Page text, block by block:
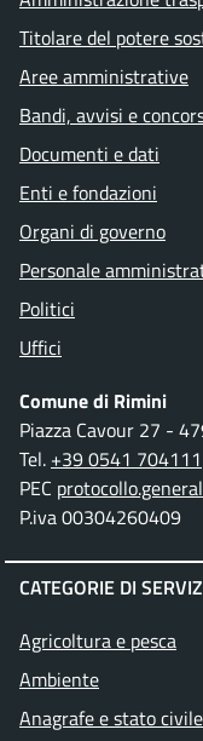
Titolare del potere
Aree amministrative
Bandi, avvisi e
Documenti e dati
Enti e fondazioni
Organi di governo
Personale
Politici
Uffici
Comune di Rimini
Piazza Cavour 27 -
Tel. +39 0541 704111
PEC
P.iva 00304260409
CATEGORIE DI
Agricoltura e pesca
Ambiente
Anagrafe e stato civile